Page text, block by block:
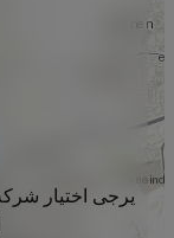
يرجى اختيار